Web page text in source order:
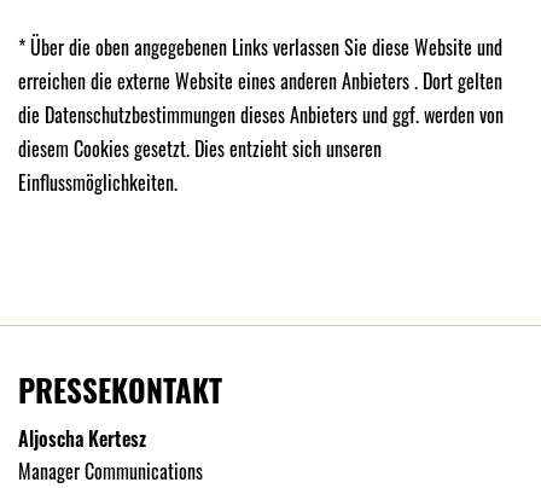
* Über die oben angegebenen Links verlassen Sie diese Website und
erreichen die externe Website eines anderen Anbieters . Dort gelten
die Datenschutzbestimmungen dieses Anbieters und ggf. werden von
diesem Cookies gesetzt. Dies entzieht sich unseren
Einflussmöglichkeiten.
PRESSEKONTAKT
Aljoscha Kertesz
Manager Communications